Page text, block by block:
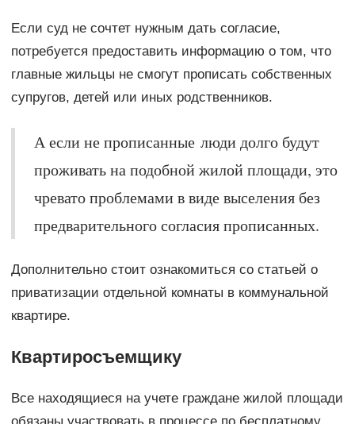
Если суд не сочтет нужным дать согласие,
потребуется предоставить информацию о том, что
главные жильцы не смогут прописать собственных
супругов, детей или иных родственников.
А если не прописанные люди долго будут
проживать на подобной жилой площади, это
чревато проблемами в виде выселения без
предварительного согласия прописанных.
Дополнительно стоит ознакомиться со статьей о
приватизации отдельной комнаты в коммунальной
квартире.
Квартиросъемщику
Все находящиеся на учете граждане жилой площади